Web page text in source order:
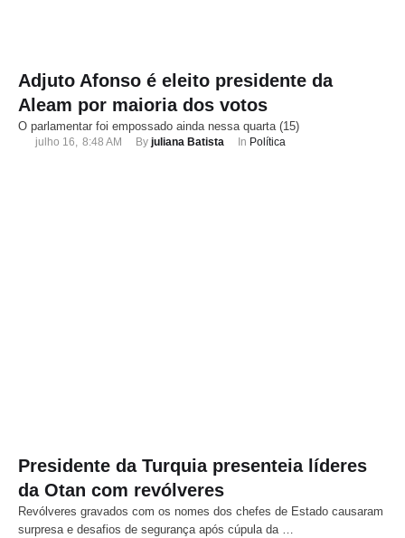
Adjuto Afonso é eleito presidente da
Aleam por maioria dos votos
O parlamentar foi empossado ainda nessa quarta (15)
julho 16, 8:48 AM By juliana Batista In Política
Presidente da Turquia presenteia líderes
da Otan com revólveres
Revólveres gravados com os nomes dos chefes de Estado causaram
surpresa e desafios de segurança após cúpula da …